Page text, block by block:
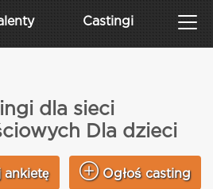
Castingi
dla sieci
Dla dzieci
ankietę Ogłoś casting